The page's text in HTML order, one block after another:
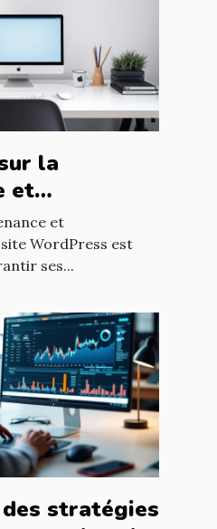
la
et
de sites
et
WordPress est
ses...
stratégies